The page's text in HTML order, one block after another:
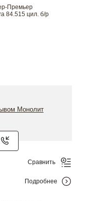
Премьер
84.515 цил. б/р
Сравнить
Подробнее